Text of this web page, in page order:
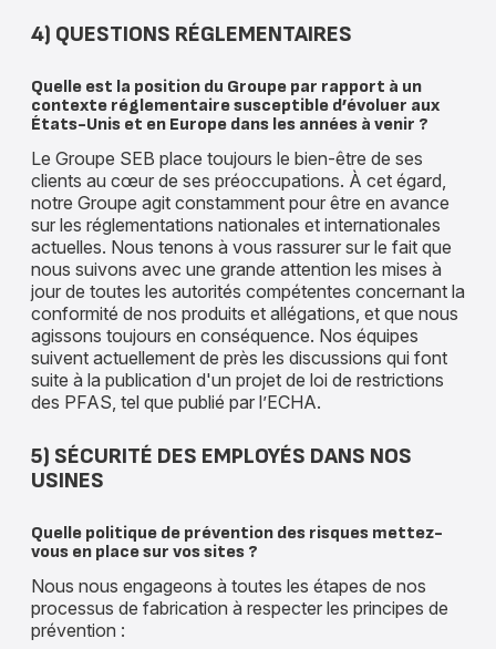
4) QUESTIONS RÉGLEMENTAIRES
Quelle est la position du Groupe par rapport à un
contexte réglementaire susceptible d’évoluer aux
États-Unis et en Europe dans les années à venir ?
Le Groupe SEB place toujours le bien-être de ses
clients au cœur de ses préoccupations. À cet égard,
notre Groupe agit constamment pour être en avance
sur les réglementations nationales et internationales
actuelles. Nous tenons à vous rassurer sur le fait que
nous suivons avec une grande attention les mises à
jour de toutes les autorités compétentes concernant la
conformité de nos produits et allégations, et que nous
agissons toujours en conséquence. Nos équipes
suivent actuellement de près les discussions qui font
suite à la publication d'un projet de loi de restrictions
des PFAS, tel que publié par l’ECHA.
5) SÉCURITÉ DES EMPLOYÉS DANS NOS
USINES
Quelle politique de prévention des risques mettez-
vous en place sur vos sites ?
Nous nous engageons à toutes les étapes de nos
processus de fabrication à respecter les principes de
prévention :